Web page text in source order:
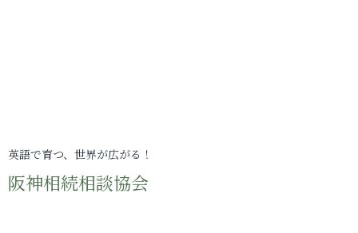
英語で育つ、世界が広がる！
阪神相続相談協会